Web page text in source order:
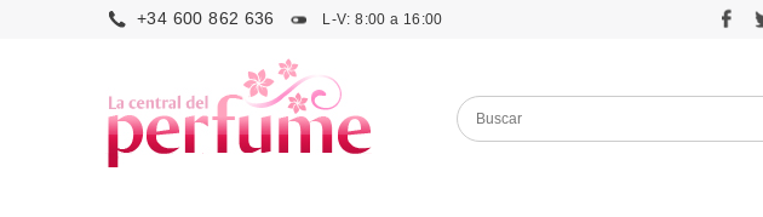
+34 600 862 636 L-V: 8:00 a 16:00